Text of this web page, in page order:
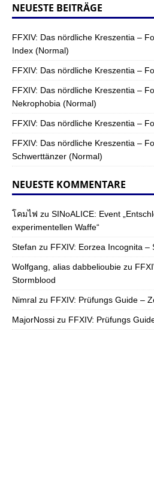
NEUESTE BEITRÄGE
FFXIV: Das nördliche Kreszentia –
Index (Normal)
FFXIV: Das nördliche Kreszentia –
FFXIV: Das nördliche Kreszentia –
Nekrophobia (Normal)
FFXIV: Das nördliche Kreszentia –
FFXIV: Das nördliche Kreszentia –
Schwerttänzer (Normal)
NEUESTE KOMMENTARE
โคมไฟ zu SINoALICE: Event
experimentellen Waffe“
Stefan zu FFXIV: Eorzea Incognita –
Wolfgang, alias dabbelioubie zu
Stormblood
Nimral zu FFXIV: Prüfungs Guide –
MajorNossi zu FFXIV: Prüfungs